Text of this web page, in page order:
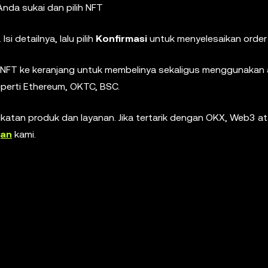
sukai dan pilih NFT
. Isi detailnya, lalu pilih Konfirmasi untuk menyelesaikan order
ke keranjang untuk membelinya sekaligus
Ethereum, OKTC, BSC.
produk dan layanan. Jika tertarik dengan OKX, Web3
kami.